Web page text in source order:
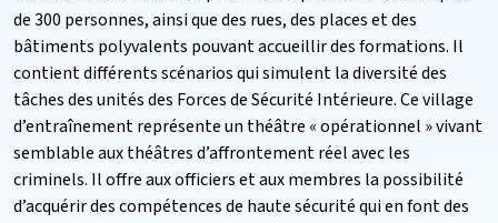
de 300 personnes, ainsi que des rues, des places et des
bâtiments polyvalents pouvant accueillir des formations. Il
contient différents scénarios qui simulent la diversité des
tâches des unités des Forces de Sécurité Intérieure. Ce village
d’entraînement représente un théâtre « opérationnel » vivant
semblable aux théâtres d’affrontement réel avec les
criminels. Il offre aux officiers et aux membres la possibilité
d’acquérir des compétences de haute sécurité qui en font des